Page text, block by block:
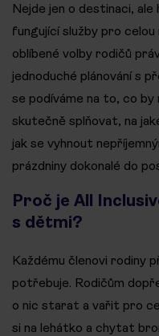
Nejde jen o destinaci, ale
fungující služby pro
oblíbené volby rodičů
jednoduché plánování s
se podíváme na to, co by
skutečně splňovat, na
jak se vyhnout
prázdniny dokonalé do
Proč je All
s dětmi?
Každému členovi rodiny
potřebuje. Rodičům
o nic starat a vařit pro
si na lehátko a chytat